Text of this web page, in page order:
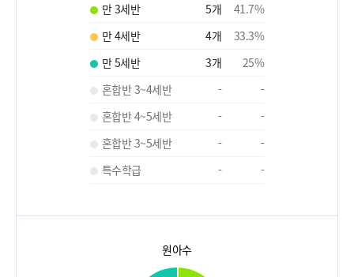
만 3세반 5개 41.7%
만 4세반
4개 33.3%
만 5세반
3개 25%
혼합반 3~4세반
-
-
혼합반 4~5세반
-
-
혼합반 3~5세반
-
-
특수학급
- -
원아수